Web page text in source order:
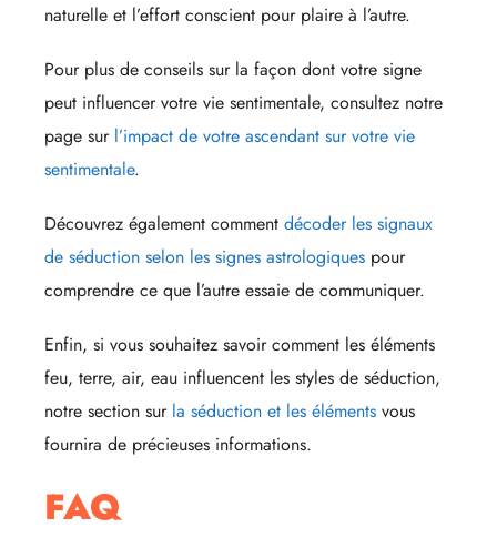
naturelle et l’effort conscient pour plaire à l’autre.
Pour plus de conseils sur la façon dont votre signe
peut influencer votre vie sentimentale, consultez notre
page sur l’impact de votre ascendant sur votre vie
sentimentale.
Découvrez également comment décoder les signaux
de séduction selon les signes astrologiques pour
comprendre ce que l’autre essaie de communiquer.
Enfin, si vous souhaitez savoir comment les éléments
feu, terre, air, eau influencent les styles de séduction,
notre section sur la séduction et les éléments vous
fournira de précieuses informations.
FAQ